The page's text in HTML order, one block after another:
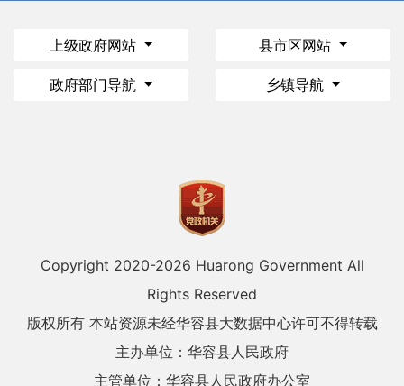
上级政府网站 县市区网站
政府部门导航 乡镇导航
Copyright 2020-2026 Huarong Government All
Rights Reserved
版权所有 本站资源未经华容县大数据中心许可不得转载
主办单位：华容县人民政府
主管单位：华容县人民政府办公室